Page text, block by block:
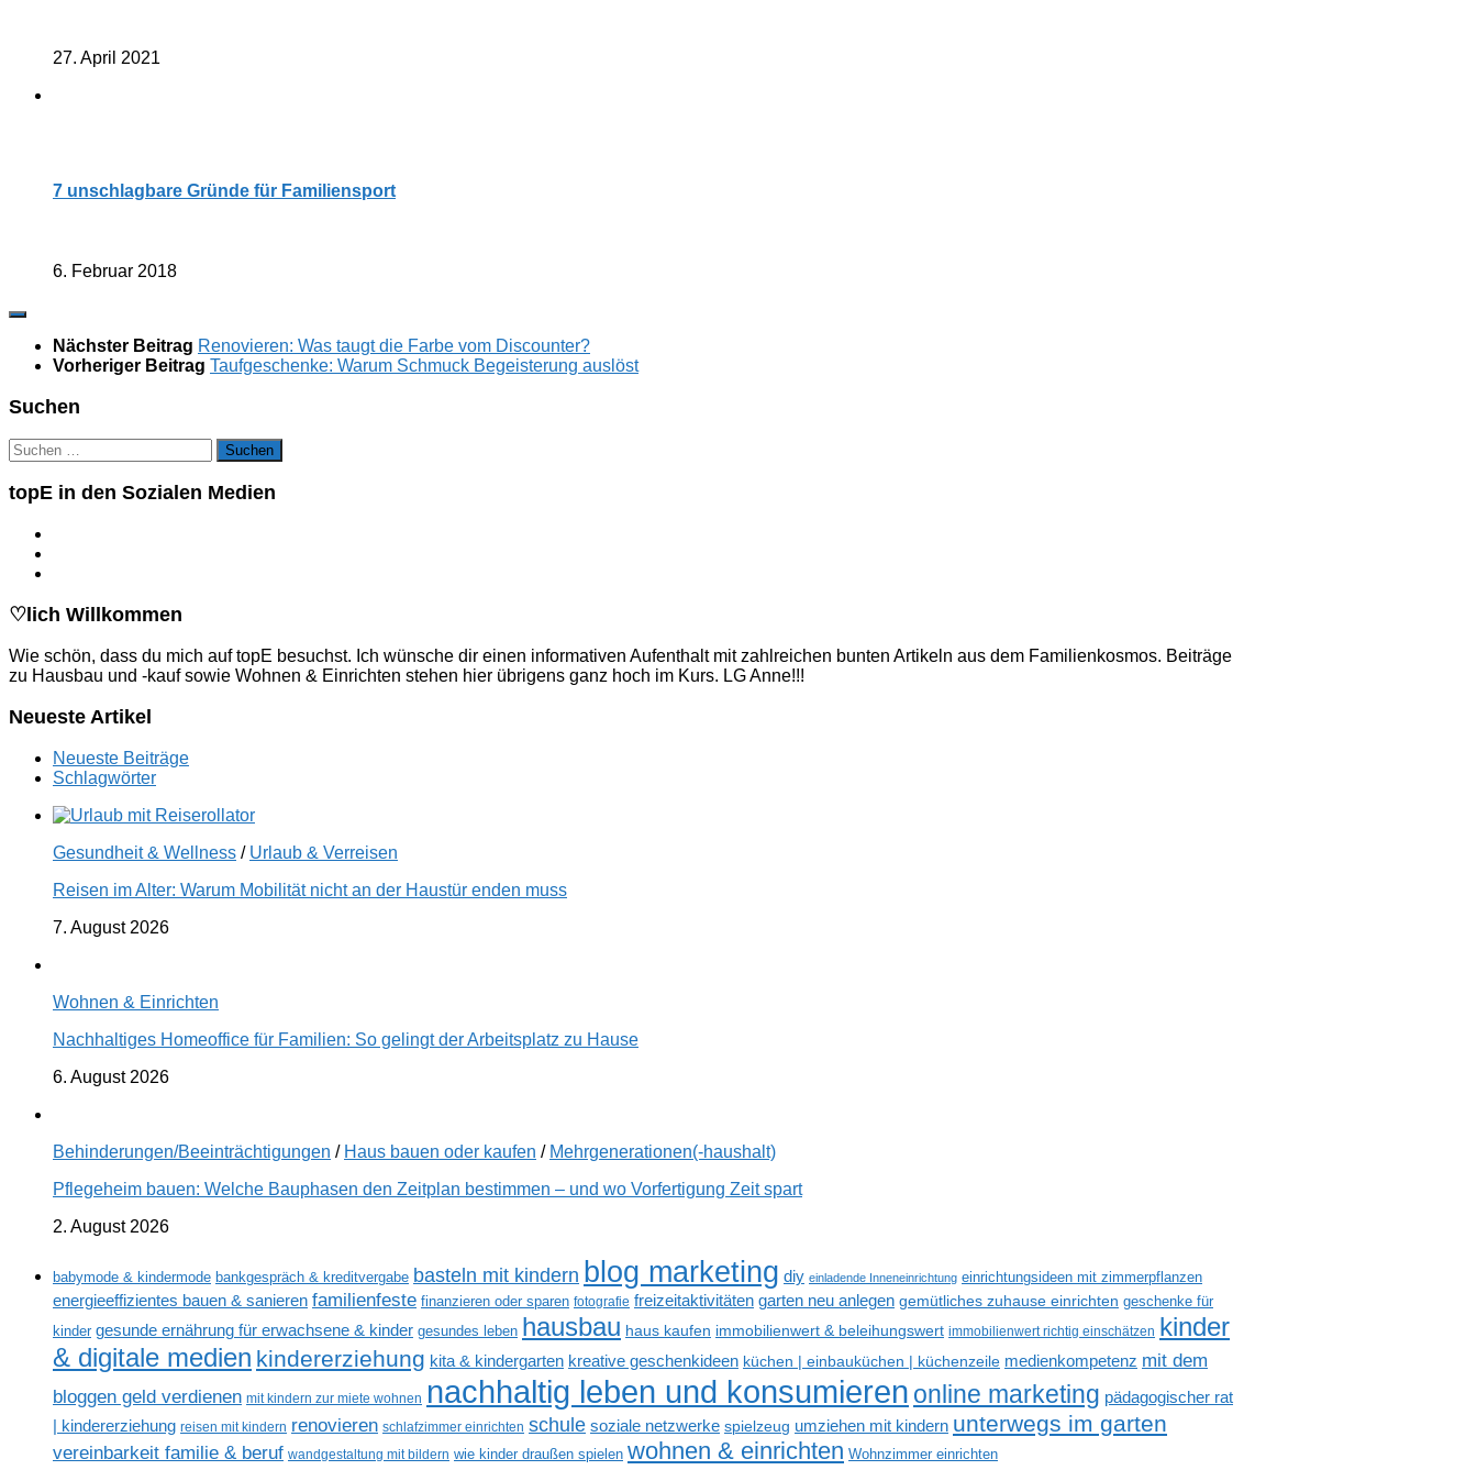
27. April 2021
7 unschlagbare Gründe für Familiensport
6. Februar 2018
Nächster Beitrag Renovieren: Was taugt die Farbe vom Discounter?
Vorheriger Beitrag Taufgeschenke: Warum Schmuck Begeisterung auslöst
Suchen
Suchen
nach:
topE in den Sozialen Medien
♡lich Willkommen
Wie schön, dass du mich auf topE besuchst. Ich wünsche dir einen informativen Aufenthalt mit zahlreichen bunten Artikeln aus dem Familienkosmos. Beiträge
zu Hausbau und -kauf sowie Wohnen & Einrichten stehen hier übrigens ganz hoch im Kurs. LG Anne!!!
Neueste Artikel
Neueste Beiträge
Schlagwörter
Gesundheit & Wellness / Urlaub & Verreisen
Reisen im Alter: Warum Mobilität nicht an der Haustür enden muss
7. August 2026
Wohnen & Einrichten
Nachhaltiges Homeoffice für Familien: So gelingt der Arbeitsplatz zu Hause
6. August 2026
Behinderungen/Beeinträchtigungen / Haus bauen oder kaufen / Mehrgenerationen(-haushalt)
Pflegeheim bauen: Welche Bauphasen den Zeitplan bestimmen – und wo Vorfertigung Zeit spart
2. August 2026
babymode & kindermode bankgespräch & kreditvergabe basteln mit kindern blog marketing diy einladende Inneneinrichtung einrichtungsideen mit zimmerpflanzen
energieeffizientes bauen & sanieren familienfeste finanzieren oder sparen fotografie freizeitaktivitäten garten neu anlegen gemütliches zuhause einrichten geschenke für
kinder gesunde ernährung für erwachsene & kinder gesundes leben hausbau haus kaufen immobilienwert & beleihungswert immobilienwert richtig einschätzen kinder
& digitale medien kindererziehung kita & kindergarten kreative geschenkideen küchen | einbauküchen | küchenzeile medienkompetenz mit dem
bloggen geld verdienen mit kindern zur miete wohnen nachhaltig leben und konsumieren online marketing pädagogischer rat
| kindererziehung reisen mit kindern renovieren schlafzimmer einrichten schule soziale netzwerke spielzeug umziehen mit kindern unterwegs im garten
vereinbarkeit familie & beruf wandgestaltung mit bildern wie kinder draußen spielen wohnen & einrichten Wohnzimmer einrichten